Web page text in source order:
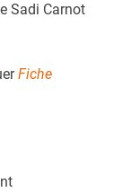
Sadi Carnot
Fiche